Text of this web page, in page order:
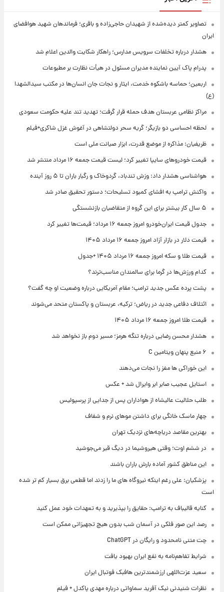
تصاویر کمتر دیده‌شده از شهیدان حاجی‌زاده و باقری؛ فرماندهان شهید هوافضای
ایران
هشدار درباره تخلفات سرویس مدارس؛ راهکار شکایت والدین اعلام شد
پدرام پاک آیین نماینده مدیران مسئول در هیأت نظارت بر مطبوعات
اربعین؛ حماسه باشکوه خدمت، ایثار و نجات جان انسان‌ها در مکتب سیدالشهدا
(ع)
مراکز نظامی عربستان هدف حمله قرار گرفت؛ تهدید تند علیه حکومت سعودی
لحظه احساسی دو بازیگر؛ گریه سحر دولتشاهی در آغوش غزل شاکری+فیلم
ظریفیان: مذاکره از موضع قدرت، ابزار صیانت ملی است
قیمت خودروهای سایپا تغییر کرد؛ لیست قیمت جمعه ۱۶ مرداد منتشر شد
هواشناسی هشدار داد: وزش تندباد، گردوخاک و رگبار باران تا ۵ روز آینده
واکنش ترامپ به افشای کمبود تسلیحات؛ دستور تحقیق صادر شد
۵ سال کار بیشتر برای این گروه از متقاضیان بازنشستگی
جدول قیمت ایران‌خودرو امروز جمعه ۱۶ مرداد؛ قیمت‌ها تغییر کرد
قیمت دلار در بازار آزاد امروز جمعه ۱۶ مرداد ۱۴۰۵
قیمت طلا و سکه امروز جمعه ۱۶ مرداد ۱۴۰۵ +جدول
کدام ورزش‌ها در گرما برای سالمندان مناسب‌ترند؟
پشت پرده عکس جدید ترامپ؛ مقام آمریکایی درباره وضعیت او چه گفت؟
ائتلاف دفاعی جدید در ریاض؛ ترکیه، عربستان و پاکستان متحد می‌شوند
قیمت طلا امروز جمعه ۱۶ مرداد ۱۴۰۵
هشدار محسن رضایی درباره تنگه هرمز؛ مسیر دوم باز نخواهد شد
۶ منبع پنهان ویتامین C
این خوراکی ها مغز را نجات می‌دهند
استایل عجیب صابر ابر وایرال شد + عکس
طلب حلالیت عالیشاه از هواداران پس از جدایی از پرسپولیس
چهار ماسک خانگی برای داشتن موهای نرم و شفاف
بهترین مقاصد دریاچه‌های نزدیک تهران
در ششم اوت؛ وقتی هیروشیما در دیگ قیر می‌جوشید
این مناطق کشور آماده بارش باران باشند
پزشکیان: علی رغم اینکه نیروگاه های ما را زدند اما قطعی برق بسیار کم تر شده
است
کنایه قالیباف به ترامپ: حقایق را بپذیرید و به تعهدات خود عمل کنید
رصد این صور فلکی در آسمان شب بدون هیچ تجهیزاتی ممکن است
چت متنی نامحدود و رایگان در ChatGPT
شرایط تفاهم‌نامه به نفع ایران بهبود یافت
سعید عزت‌اللهی ارزشمندترین هافبک فوتبال ایران
نظرات شنیدنی نیک آفرید سماواتی درباره مهدی پاکدل + فیلم